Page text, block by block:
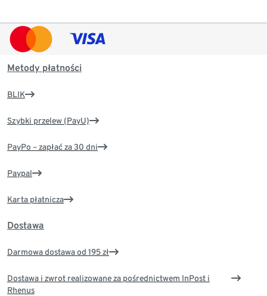
Metody płatności
BLIK
Szybki przelew (PayU)
PayPo – zapłać za 30 dni
Paypal
Karta płatnicza
Dostawa
Darmowa dostawa od 195 zł
Dostawa i zwrot realizowane za pośrednictwem InPost i
Rhenus